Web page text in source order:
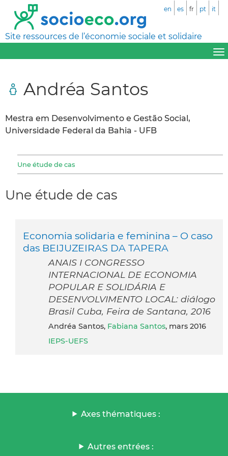
Site ressources de l’économie sociale et solidaire
en es fr pt it
Andréa Santos
Mestra em Desenvolvimento e Gestão Social,
Universidade Federal da Bahia - UFB
Une étude de cas
Une étude de cas
Economia solidaria e feminina – O caso
das BEIJUZEIRAS DA TAPERA
ANAIS I CONGRESSO
INTERNACIONAL DE ECONOMIA
POPULAR E SOLIDÁRIA E
DESENVOLVIMENTO LOCAL: diálogo
Brasil Cuba, Feira de Santana, 2016
Andréa Santos, Fabiana Santos, mars 2016
IEPS-UEFS
Axes thématiques :
Autres entrées :